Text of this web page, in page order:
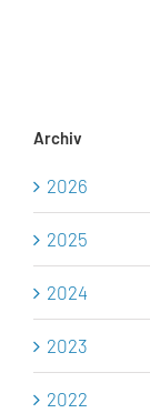
Archiv
2026
2025
2024
2023
2022